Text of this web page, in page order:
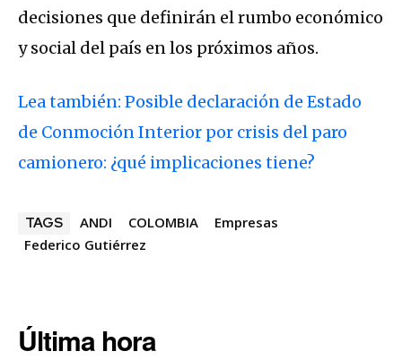
decisiones que definirán el rumbo económico
y social del país en los próximos años.
Lea también: Posible declaración de Estado
de Conmoción Interior por crisis del paro
camionero: ¿qué implicaciones tiene?
TAGS ANDI COLOMBIA
Empresas
Federico Gutiérrez
Última hora